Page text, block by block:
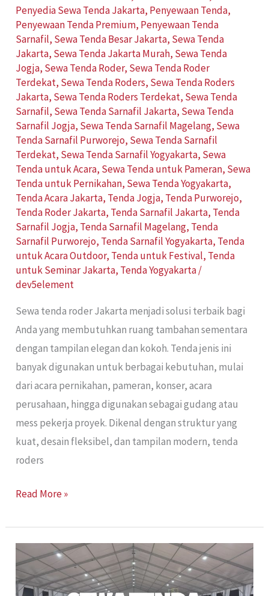
Penyedia Sewa Tenda Jakarta, Penyewaan Tenda,
Penyewaan Tenda Premium, Penyewaan Tenda
Sarnafil, Sewa Tenda Besar Jakarta, Sewa Tenda
Jakarta, Sewa Tenda Jakarta Murah, Sewa Tenda
Jogja, Sewa Tenda Roder, Sewa Tenda Roder
Terdekat, Sewa Tenda Roders, Sewa Tenda Roders
Jakarta, Sewa Tenda Roders Terdekat, Sewa Tenda
Sarnafil, Sewa Tenda Sarnafil Jakarta, Sewa Tenda
Sarnafil Jogja, Sewa Tenda Sarnafil Magelang, Sewa
Tenda Sarnafil Purworejo, Sewa Tenda Sarnafil
Terdekat, Sewa Tenda Sarnafil Yogyakarta, Sewa
Tenda untuk Acara, Sewa Tenda untuk Pameran, Sewa
Tenda untuk Pernikahan, Sewa Tenda Yogyakarta,
Tenda Acara Jakarta, Tenda Jogja, Tenda Purworejo,
Tenda Roder Jakarta, Tenda Sarnafil Jakarta, Tenda
Sarnafil Jogja, Tenda Sarnafil Magelang, Tenda
Sarnafil Purworejo, Tenda Sarnafil Yogyakarta, Tenda
untuk Acara Outdoor, Tenda untuk Festival, Tenda
untuk Seminar Jakarta, Tenda Yogyakarta/
dev5element
Sewa tenda roder Jakarta menjadi solusi terbaik bagi
Anda yang membutuhkan ruang tambahan sementara
dengan tampilan elegan dan kokoh. Tenda jenis ini
banyak digunakan untuk berbagai kebutuhan, mulai
dari acara pernikahan, pameran, konser, acara
perusahaan, hingga digunakan sebagai gudang atau
mess pekerja proyek. Dikenal dengan struktur yang
kuat, desain fleksibel, dan tampilan modern, tenda
roders
Read More »
Sewa
Tenda
Roder